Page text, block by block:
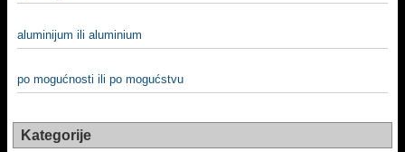
aluminijum ili aluminium
po mogućnosti ili po mogućstvu
Kategorije